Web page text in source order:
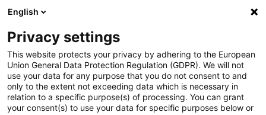
(0)
igus-icon-arrow-right
Domů igus-icon-arrow-right
Kabely pro energetické řetězy igus-icon-arrow-right
Konfekcionované kabely
igus-
Síťové, Ethernet, optické a sběrnicové kabely
igus-icon-arrow-right
Konfekcionované kabely CAT5e,
PVC, konektor A: Hirose RJ45 T-angle vnitřní křivka, konektor B: Hirose RJ45 přímý
Konfekcionované kabely
English
Privacy settings
This website protects your privacy by adhering to the European
Union General Data Protection Regulation (GDPR). We will not
use your data for any purpose that you do not consent to and
only to the extent not exceeding data which is necessary in
relation to a specific purpose(s) of processing. You can grant
your consent(s) to use your data for specific purposes below or